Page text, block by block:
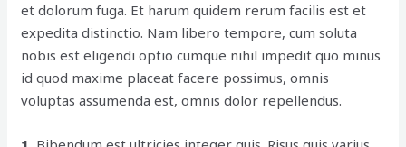
et dolorum fuga. Et harum quidem rerum facilis est et
expedita distinctio. Nam libero tempore, cum soluta
nobis est eligendi optio cumque nihil impedit quo minus
id quod maxime placeat facere possimus, omnis
voluptas assumenda est, omnis dolor repellendus.